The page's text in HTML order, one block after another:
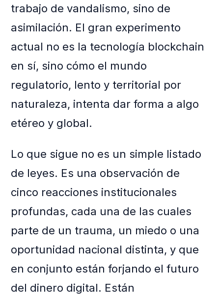
trabajo de vandalismo, sino de
asimilación. El gran experimento
actual no es la tecnología blockchain
en sí, sino cómo el mundo
regulatorio, lento y territorial por
naturaleza, intenta dar forma a algo
etéreo y global.
Lo que sigue no es un simple listado
de leyes. Es una observación de
cinco reacciones institucionales
profundas, cada una de las cuales
parte de un trauma, un miedo o una
oportunidad nacional distinta, y que
en conjunto están forjando el futuro
del dinero digital. Están